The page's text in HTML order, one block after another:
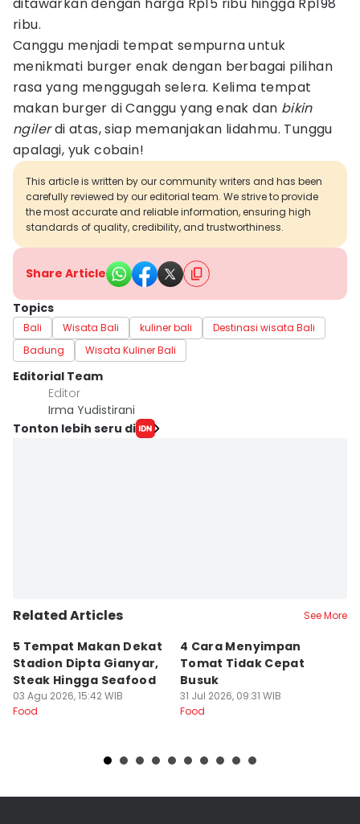
ribu.
Canggu menjadi tempat sempurna untuk
menikmati burger enak dengan berbagai pilihan
rasa yang menggugah selera. Kelima tempat
makan burger di Canggu yang enak dan bikin
ngilerdi atas, siap memanjakan lidahmu. Tunggu
apalagi, yuk cobain!
This article is written by our community writers and has been
carefully reviewed by our editorial team. We strive to provide
the most accurate and reliable information, ensuring high
standards of quality, credibility, and trustworthiness.
Share Article
Topics
Bali Wisata Bali kuliner bali
Destinasi wisata Bali
Badung
Wisata Kuliner Bali
Editorial Team
Editor
Irma Yudistirani
Tonton lebih seru di
Related Articles See More
5 Tempat Makan Dekat
Stadion Dipta Gianyar,
Steak Hingga Seafood
03 Agu 2026, 15:42 WIB
Food
4 Cara Menyimpan
Tomat Tidak Cepat
Busuk
31 Jul 2026, 09:31 WIB
Food